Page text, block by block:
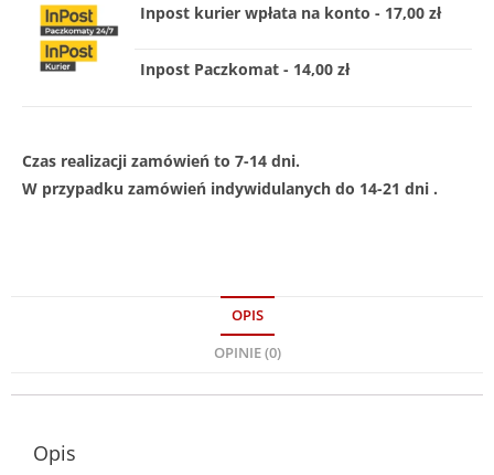
Inpost kurier wpłata na konto - 17,00 zł
Inpost Paczkomat - 14,00 zł
Czas realizacji zamówień to 7-14 dni.
W przypadku zamówień indywidulanych do 14-21 dni .
OPIS
OPINIE (0)
Opis